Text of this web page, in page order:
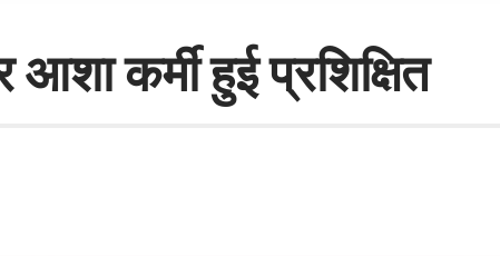
आशा कर्मी हुई प्रशिक्षित